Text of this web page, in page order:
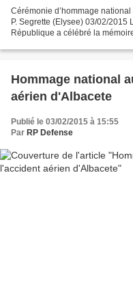
Cérémonie d’hommage
P. Segrette (Elysee) 03/02/
République a célébré la
Hommage national
aérien d'Albacete
Publié le 03/02/2015 à 15:55
Par RP Defense